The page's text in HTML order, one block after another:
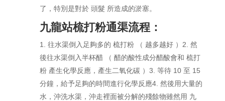
了，特別是對於 頭髮 所造成的淤塞。
九龍站梳打粉通渠流程：
1. 往水渠倒入足夠多的 梳打粉 （ 越多越好 ）2. 然
後往水渠倒入半杯醋 （ 醋的酸性成分醋酸會和 梳打
粉 產生化學反應，產生二氧化碳 ）3. 等待 10 至 15
分鐘，給予足夠的時間進行化學反應4. 然後用大量的
水，沖洗水渠，沖走裡面被分解的殘餘物雖然用 九